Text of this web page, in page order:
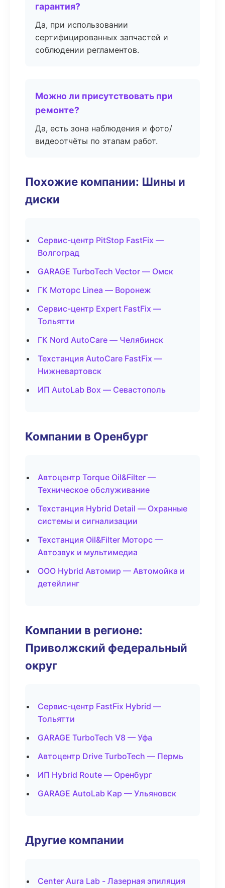
гарантия?
Да, при использовании
сертифицированных запчастей и
соблюдении регламентов.
Можно ли присутствовать при
ремонте?
Да, есть зона наблюдения и фото/
видеоотчёты по этапам работ.
Похожие компании: Шины и
диски
Сервис-центр PitStop FastFix —
Волгоград
GARAGE TurboTech Vector — Омск
ГК Моторс Linea — Воронеж
Сервис-центр Expert FastFix —
Тольятти
ГК Nord AutoCare — Челябинск
Техстанция AutoCare FastFix —
Нижневартовск
ИП AutoLab Box — Севастополь
Компании в Оренбург
Автоцентр Torque Oil&Filter —
Техническое обслуживание
Техстанция Hybrid Detail — Охранные
системы и сигнализации
Техстанция Oil&Filter Моторс —
Автозвук и мультимедиа
ООО Hybrid Автомир — Автомойка и
детейлинг
Компании в регионе:
Приволжский федеральный
округ
Сервис-центр FastFix Hybrid —
Тольятти
GARAGE TurboTech V8 — Уфа
Автоцентр Drive TurboTech — Пермь
ИП Hybrid Route — Оренбург
GARAGE AutoLab Кар — Ульяновск
Другие компании
Center Aura Lab - Лазерная эпиляция